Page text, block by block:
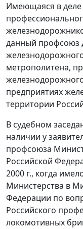
Имеющаяся в деле
данный профсоюз
метрополитена,
предприятиях
территории
В судебном
наличии у
профсоюза
Российской
2000 г., когда
Министерства в
Федерации по
Российского
локомотивных